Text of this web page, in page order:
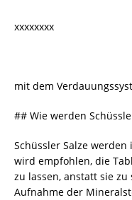
xxxxxxxx
mit dem
## Wie werden
Schüssler Salze
wird empfohlen, die
zu lassen, anstatt sie
Aufnahme der